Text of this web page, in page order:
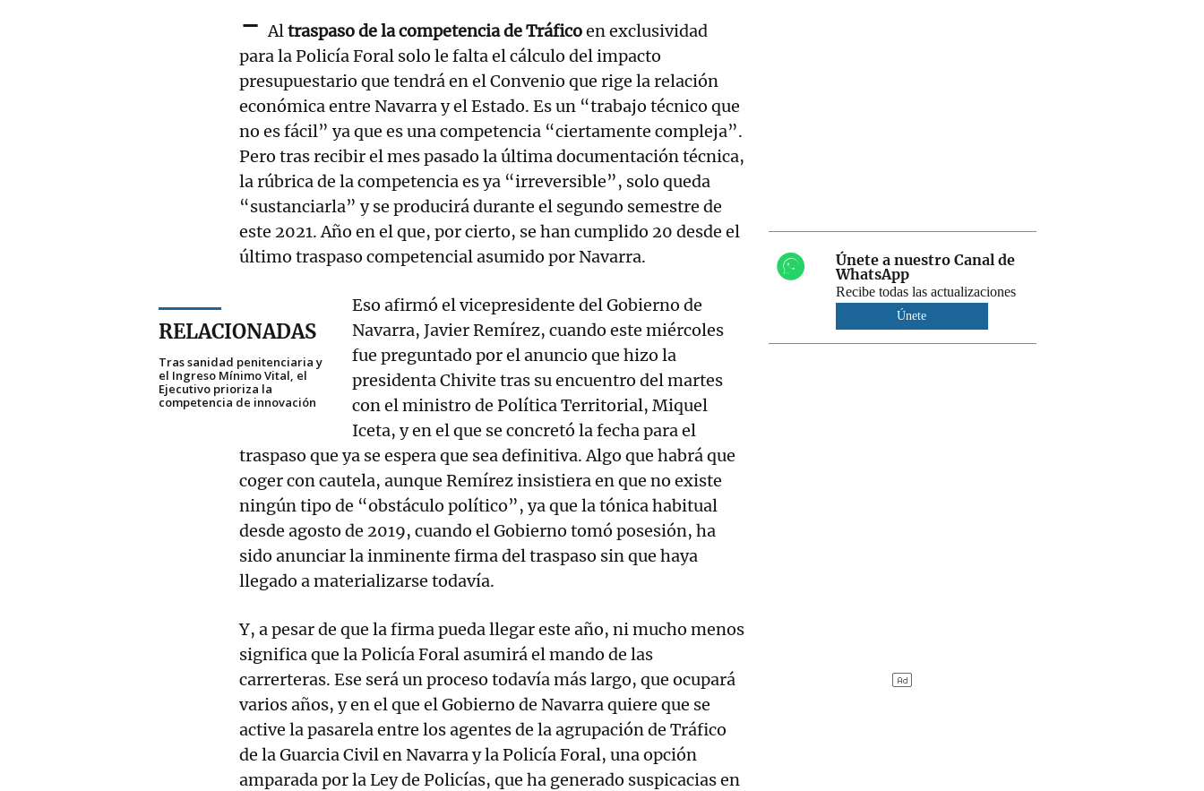
- Altraspaso de la competencia de Tráficoen exclusividad
para la Policía Foral solo le falta el cálculo del impacto
presupuestario que tendrá en el Convenio que rige la relación
económica entre Navarra y el Estado. Es un “trabajo técnico que
no es fácil” ya que es una competencia “ciertamente compleja”.
Pero tras recibir el mes pasado la última documentación técnica,
la rúbrica de la competencia es ya “irreversible”, solo queda
“sustanciarla” y se producirá durante el segundo semestre de
este 2021. Año en el que, por cierto, se han cumplido 20 desde el
último traspaso competencial asumido por Navarra.
RELACIONADAS
Tras sanidad penitenciaria y
el Ingreso Mínimo Vital, el
Ejecutivo prioriza la
competencia de innovación
Eso afirmó el vicepresidente del Gobierno de
Navarra, Javier Remírez, cuando este miércoles
fue preguntado por el anuncio que hizo la
presidenta Chivite tras su encuentro del martes
con el ministro de Política Territorial, Miquel
Iceta, y en el que se concretó la fecha para el
traspaso que ya se espera que sea definitiva. Algo que habrá que
coger con cautela, aunque Remírez insistiera en que no existe
ningún tipo de “obstáculo político”, ya que la tónica habitual
desde agosto de 2019, cuando el Gobierno tomó posesión, ha
sido anunciar la inminente firma del traspaso sin que haya
llegado a materializarse todavía.
Y, a pesar de que la firma pueda llegar este año, ni mucho menos
significa que la Policía Foral asumirá el mando de las
carrerteras. Ese será un proceso todavía más largo, que ocupará
varios años, y en el que el Gobierno de Navarra quiere que se
active la pasarela entre los agentes de la agrupación de Tráfico
de la Guarcia Civil en Navarra y la Policía Foral, una opción
amparada por la Ley de Policías, que ha generado suspicacias en
Únete a nuestro Canal de
WhatsApp
Recibe todas las actualizaciones
Únete